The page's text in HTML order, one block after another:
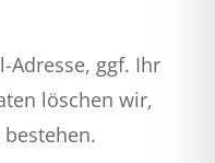
Adresse, ggf. Ihr
löschen wir,